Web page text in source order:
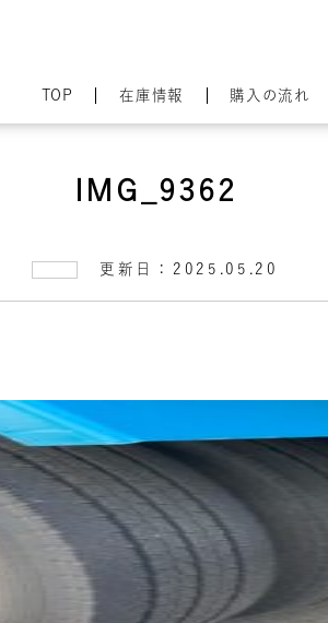
TOP 在庫情報 購入の流れ
IMG_9362
更新日：2025.05.20